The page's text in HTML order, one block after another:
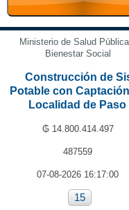
Ministerio de Salud
Bienestar Social
Construcción de
Potable con
Localidad de
₲ 14.800.414.497
487559
07-08-2026 16:17:00
15